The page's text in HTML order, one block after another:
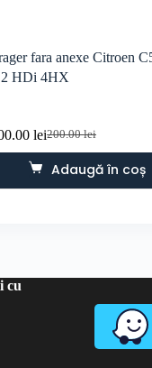
fara anexe Citroen
HDi 4HX
200.00lei
Prețul
inițial
fost:
leiPrețul
curent
este:
100.00 lei.
Adaugă în coș
cu